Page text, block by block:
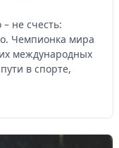
не счесть:
Чемпионка мира
международных
в спорте,